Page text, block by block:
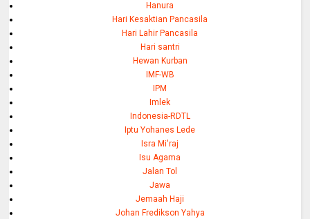
Hanura
Hari Kesaktian Pancasila
Hari Lahir Pancasila
Hari santri
Hewan Kurban
IMF-WB
IPM
Imlek
Indonesia-RDTL
Iptu Yohanes Lede
Isra Mi'raj
Isu Agama
Jalan Tol
Jawa
Jemaah Haji
Johan Fredikson Yahya